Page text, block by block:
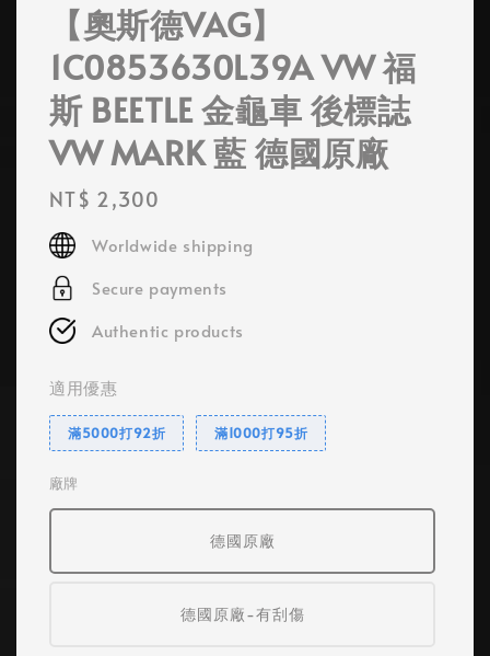
【奧斯德VAG】
1C0853630L39A VW 福
斯 BEETLE 金龜車 後標誌
VW MARK 藍 德國原廠
Regular
price
NT$ 2,300
Worldwide shipping
Secure payments
Authentic products
適用優惠
滿5000打92折 滿1000打95折
廠牌
德國原廠
德國原廠-有刮傷